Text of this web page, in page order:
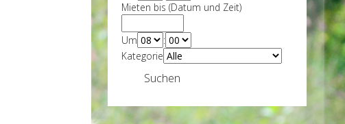
Mieten bis (Datum und Zeit)
Um
:
Kategorie
Suchen